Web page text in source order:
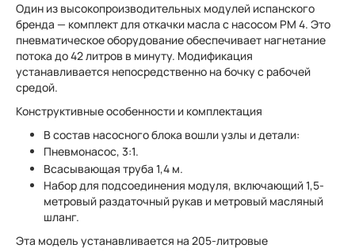
Один из высокопроизводительных модулей испанского
бренда — комплект для откачки масла с насосом РМ 4. Это
пневматическое оборудование обеспечивает нагнетание
потока до 42 литров в минуту. Модификация
устанавливается непосредственно на бочку с рабочей
средой.
Конструктивные особенности и комплектация
В состав насосного блока вошли узлы и детали:
Пневмонасос, 3:1.
Всасывающая труба 1,4 м.
Набор для подсоединения модуля, включающий 1,5-
метровый раздаточный рукав и метровый масляный
шланг.
Эта модель устанавливается на 205-литровые